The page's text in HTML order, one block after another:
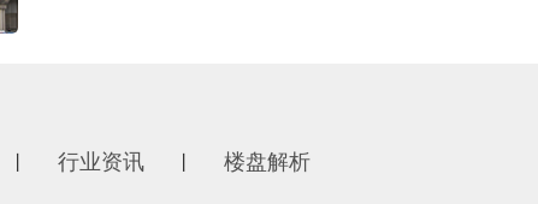
行业资讯 楼盘解析